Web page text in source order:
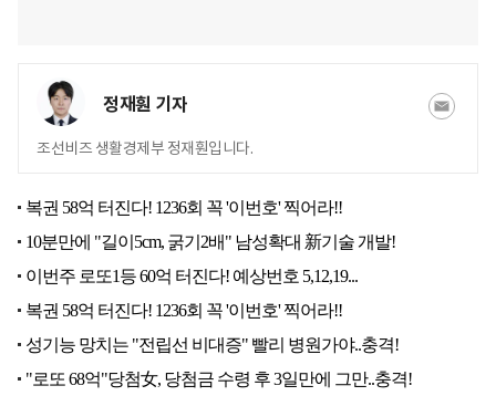
정재훤 기자
조선비즈 생활경제부 정재훤입니다.